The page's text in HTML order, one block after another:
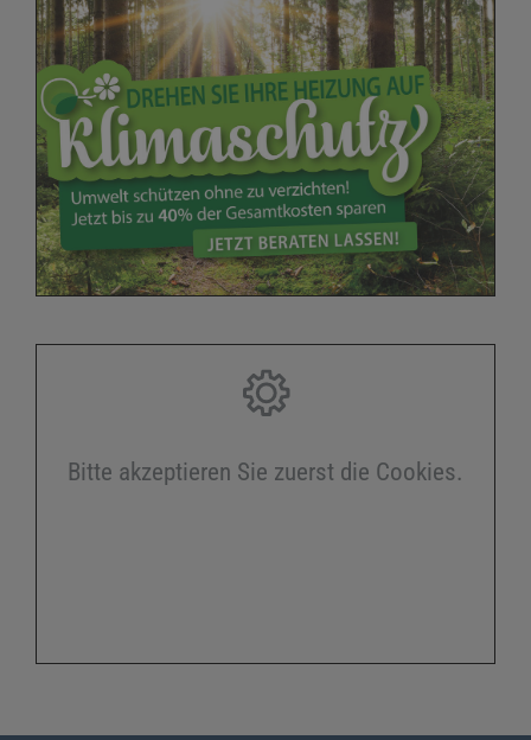
Bitte akzeptieren Sie zuerst die Cookies.